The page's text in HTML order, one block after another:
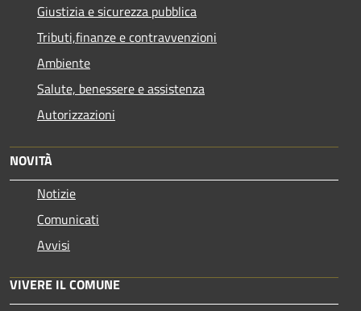
Giustizia e sicurezza pubblica
Tributi,finanze e contravvenzioni
Ambiente
Salute, benessere e assistenza
Autorizzazioni
NOVITÀ
Notizie
Comunicati
Avvisi
VIVERE IL COMUNE